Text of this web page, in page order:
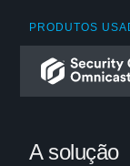
PRODUTOS
A solução